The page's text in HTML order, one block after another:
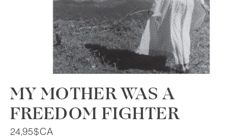
MY MOTHER WAS A
FREEDOM FIGHTER
24,95$CA